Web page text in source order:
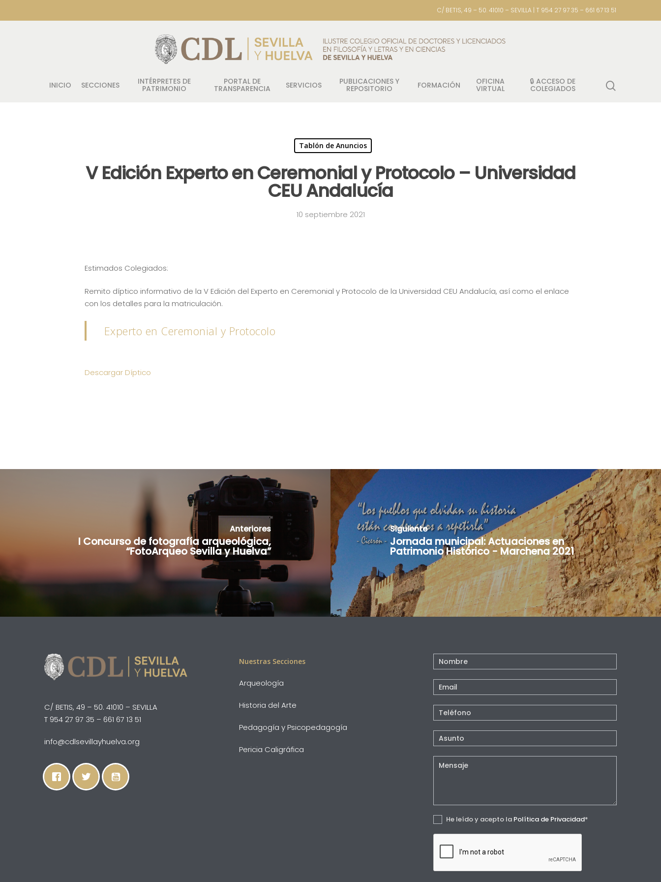
C/ BETIS, 49 – 50. 41010 – SEVILLA | T 954 27 97 35 – 661 67 13 51
INICIO SECCIONES INTÉRPRETES DE
PATRIMONIO
PORTAL DE
TRANSPARENCIA SERVICIOS PUBLICACIONES Y
REPOSITORIO FORMACIÓN OFICINA
VIRTUAL
🔒 ACCESO DE
COLEGIADOS
Tablón de Anuncios
V Edición Experto en Ceremonial y Protocolo – Universidad
CEU Andalucía
10 septiembre 2021
Estimados Colegiados:
Remito díptico informativo de la V Edición del Experto en Ceremonial y Protocolo de la Universidad CEU Andalucía, así como el enlace
con los detalles para la matriculación.
Experto en Ceremonial y Protocolo
Descargar Díptico
Anteriores
I Concurso de fotografía arqueológica,
“FotoArqueo Sevilla y Huelva”
Siguiente
Jornada municipal: Actuaciones en
Patrimonio Histórico - Marchena 2021
C/ BETIS, 49 – 50. 41010 – SEVILLA
T 954 27 97 35 – 661 67 13 51
info@cdlsevillayhuelva.org
Nuestras Secciones
Arqueología
Historia del Arte
Pedagogía y Psicopedagogía
Pericia Caligráfica
Contacto
Pie
Pagina
He leído y acepto la Política de Privacidad*